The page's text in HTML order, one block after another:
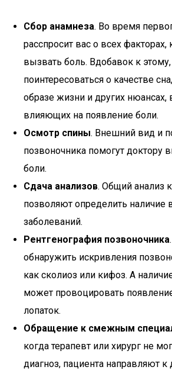
Сбор анамнеза. Во время
расспросит вас о всех
вызвать боль. Вдобавок к
поинтересоваться о качестве
образе жизни и других
влияющих на появление боли.
Осмотр спины. Внешний вид и
позвоночника помогут доктору
боли.
Сдача анализов. Общий анализ
позволяют определить наличие
заболеваний.
Рентгенография позвоночника
обнаружить искривления
как сколиоз или кифоз. А
может провоцировать
лопаток.
Обращение к смежным
когда терапевт или хирург не
диагноз, пациента направляют к